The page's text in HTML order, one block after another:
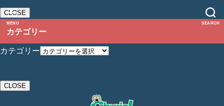
MENU
CLOSE
カテゴリー
カテゴリー
CLOSE
SEARCH